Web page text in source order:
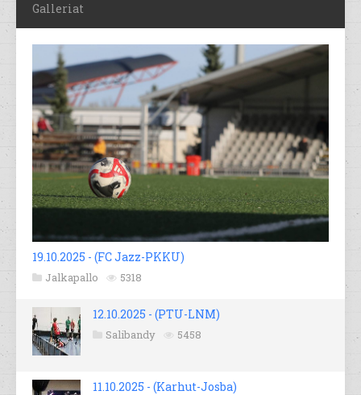
Galleriat
19.10.2025 - (FC Jazz-PKKU)
Jalkapallo 5318
12.10.2025 - (PTU-LNM)
Salibandy 5458
11.10.2025 - (Karhut-Josba)